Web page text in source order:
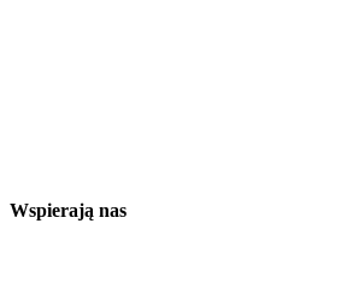
Wspierają nas